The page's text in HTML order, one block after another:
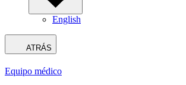
English
ATRÁS
Equipo médico